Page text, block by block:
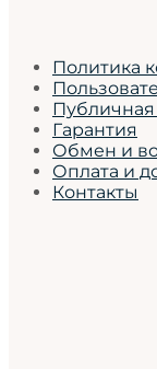
Политика
Гарантия
Обмен и
Оплата и
Контакты